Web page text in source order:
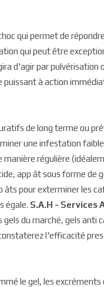
qui permet de
qui peut être
d'agir par pulvérisation
puissant à action
de long terme ou
une infestation
manière régulière
app ât sous forme de
âts pour exterminer les
égale. S.A.H - Services
gels du marché, gels anti
l'efficacité
le gel, les